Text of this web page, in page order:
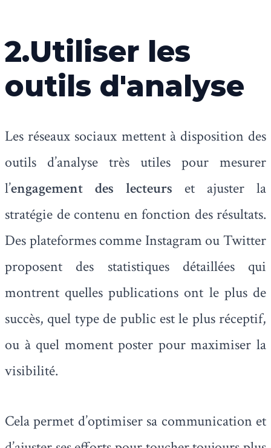
2.Utiliser les
outils d'analyse
Les réseaux sociaux mettent à disposition des
outils d’analyse très utiles pour mesurer
l’engagement des lecteurs et ajuster la
stratégie de contenu en fonction des résultats.
Des plateformes comme Instagram ou Twitter
proposent des statistiques détaillées qui
montrent quelles publications ont le plus de
succès, quel type de public est le plus réceptif,
ou à quel moment poster pour maximiser la
visibilité.
Cela permet d’optimiser sa communication et